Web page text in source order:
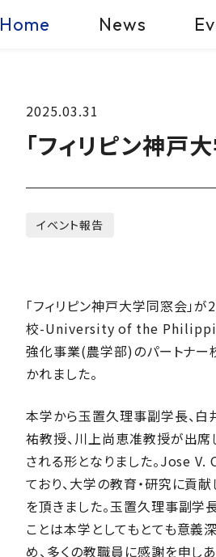
Home News
2025.03.31
「フィリピン神戸
イベント報告
「フィリピン神戸大学同窓会」
校-University of the
強化事業(農学部)のパートナー
かれました。
本学から玉置久理事副学長、白
祐教授、川上尚恵准教授が出
される形となりました。Jose
ており、大学の教育・研究に貢
を頂きました。玉置久理事副学
ことは本学としてもとても意義
め、多くの教職員に感謝を申し